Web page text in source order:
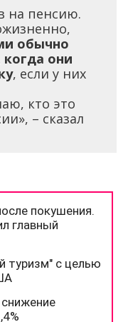
на пенсию.
обычно
они
, если у них
кто это
– сказал